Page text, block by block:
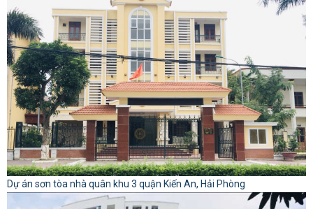
Dự án sơn tòa nhà quân khu 3 quận Kiến An, Hải Phòng